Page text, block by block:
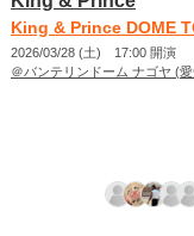
King & Prince DOME
2026/03/28 (土) 17:00 開演
＠バンテリンドーム ナゴヤ (